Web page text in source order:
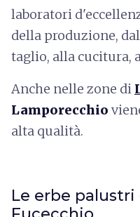
laboratori
della produzione,
taglio, alla
Anche nelle zone di
Lamporecchio
alta qualità.
Le erbe palustri